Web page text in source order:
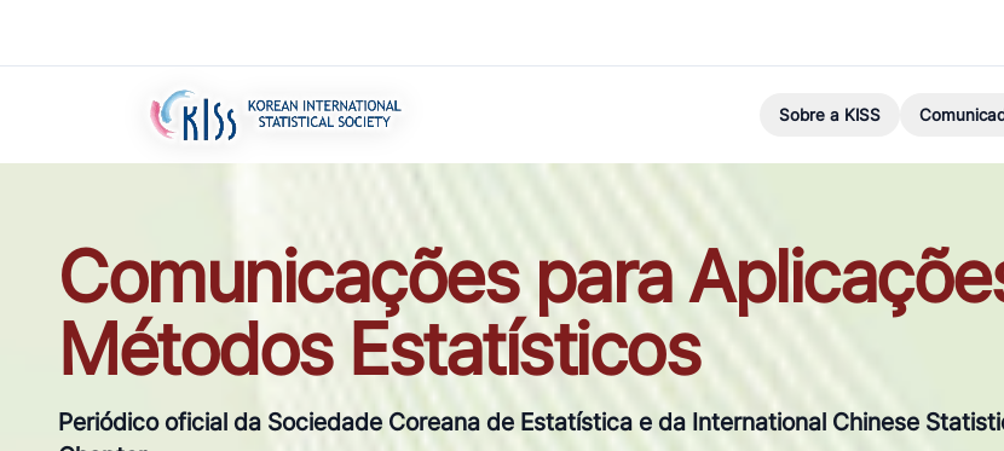
Sobre a KISS
Comunicações para
Métodos Estatísticos
Periódico oficial da Sociedade Coreana de Estatística e da International Chinese